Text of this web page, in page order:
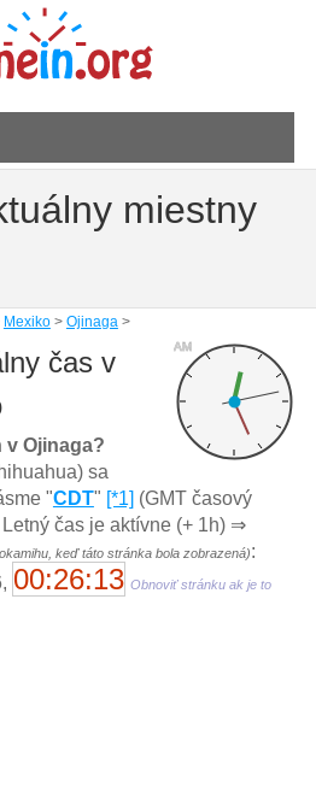
miestny
Mexiko> Ojinaga>
AM
čas v
v Ojinaga?
sa
"CDT" [*1] (GMT časový
čas je aktívne (+ 1h) ⇒
keď táto stránka bola zobrazená):
00:26:13 Obnoviť stránku ak je to